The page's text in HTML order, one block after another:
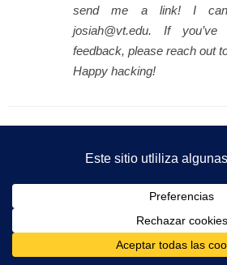
send me a link! I
josiah@vt.edu. If
feedback, please reach out
Happy hacking!
Basic Pentesting 2 es una máquina
muy efectiva desde el punto de vista
cadena de fallos relativamente
exposición de servicios innecesarios,
binarios SUID mal configurados), es
completo el sistema.